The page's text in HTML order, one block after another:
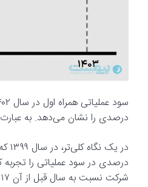
درصدی را نشان می‌دهد. به عبارت دیگر، همراه اول در سال ۱۴۰۳ نسبت
شرکت نسبت به سال قبل از آن ۱۷ درصد افزایش یافت.